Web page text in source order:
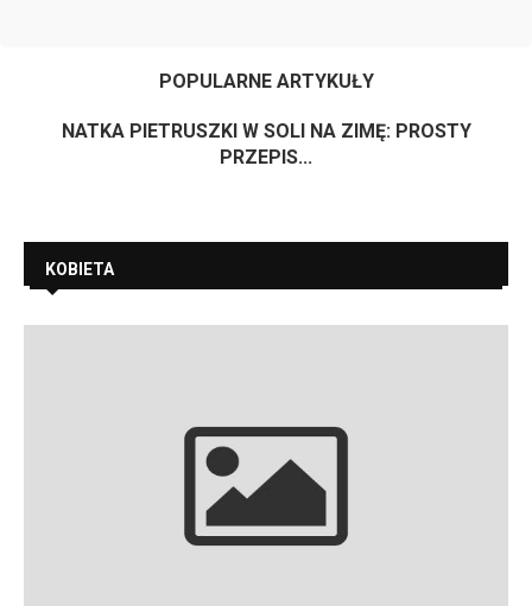
POPULARNE ARTYKUŁY
NATKA PIETRUSZKI W SOLI NA ZIMĘ: PROSTY
PRZEPIS...
KOBIETA